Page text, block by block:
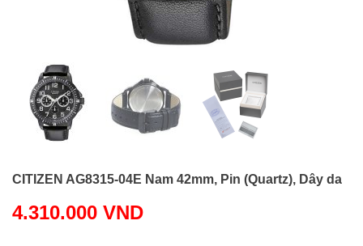
CITIZEN AG8315-04E Nam 42mm, Pin (Quartz), Dây da
4.310.000 VND